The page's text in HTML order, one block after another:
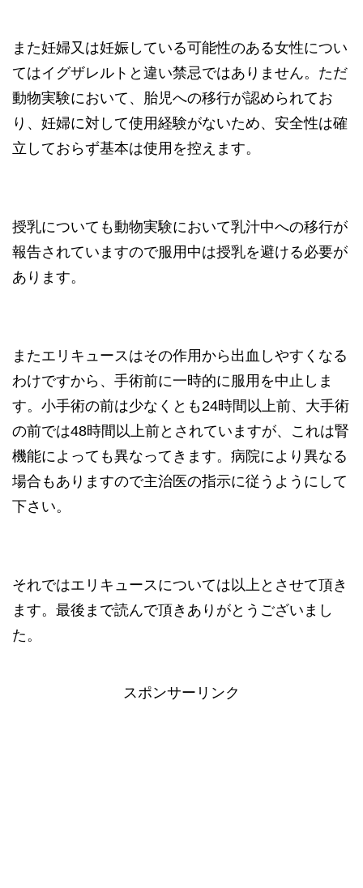
また妊婦又は妊娠している可能性のある女性につい
てはイグザレルトと違い禁忌ではありません。ただ
動物実験において、胎児への移行が認められてお
り、 妊婦に対 して使用経験がないため、安全性は確
立しておらず基本は使用を控えます。
授乳についても動物実験において乳汁中への移行が
報告されていますので服用中は授乳を避ける必要が
あります。
またエリキュースはその作用から出血しやすくなる
わけですから、手術前に一時的に服用を中止しま
す。小手術の前は少なくとも24時間以上前、大手術
の前では48時間以上前とされていますが、これは腎
機能によっても異なってきます。病院により異なる
場合もありますので主治医の指示に従うようにして
下さい。
それではエリキュースについては以上とさせて頂き
ます。最後まで読んで頂きありがとうございまし
た。
スポンサーリンク